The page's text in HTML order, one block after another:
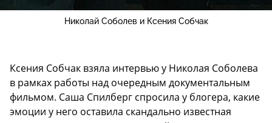
Николай Соболев и Ксения Собчак
Ксения Собчак взяла интервью у Николая Соболева
в рамках работы над очередным документальным
фильмом. Саша Спилберг спросила у блогера, какие
эмоции у него оставила скандально известная